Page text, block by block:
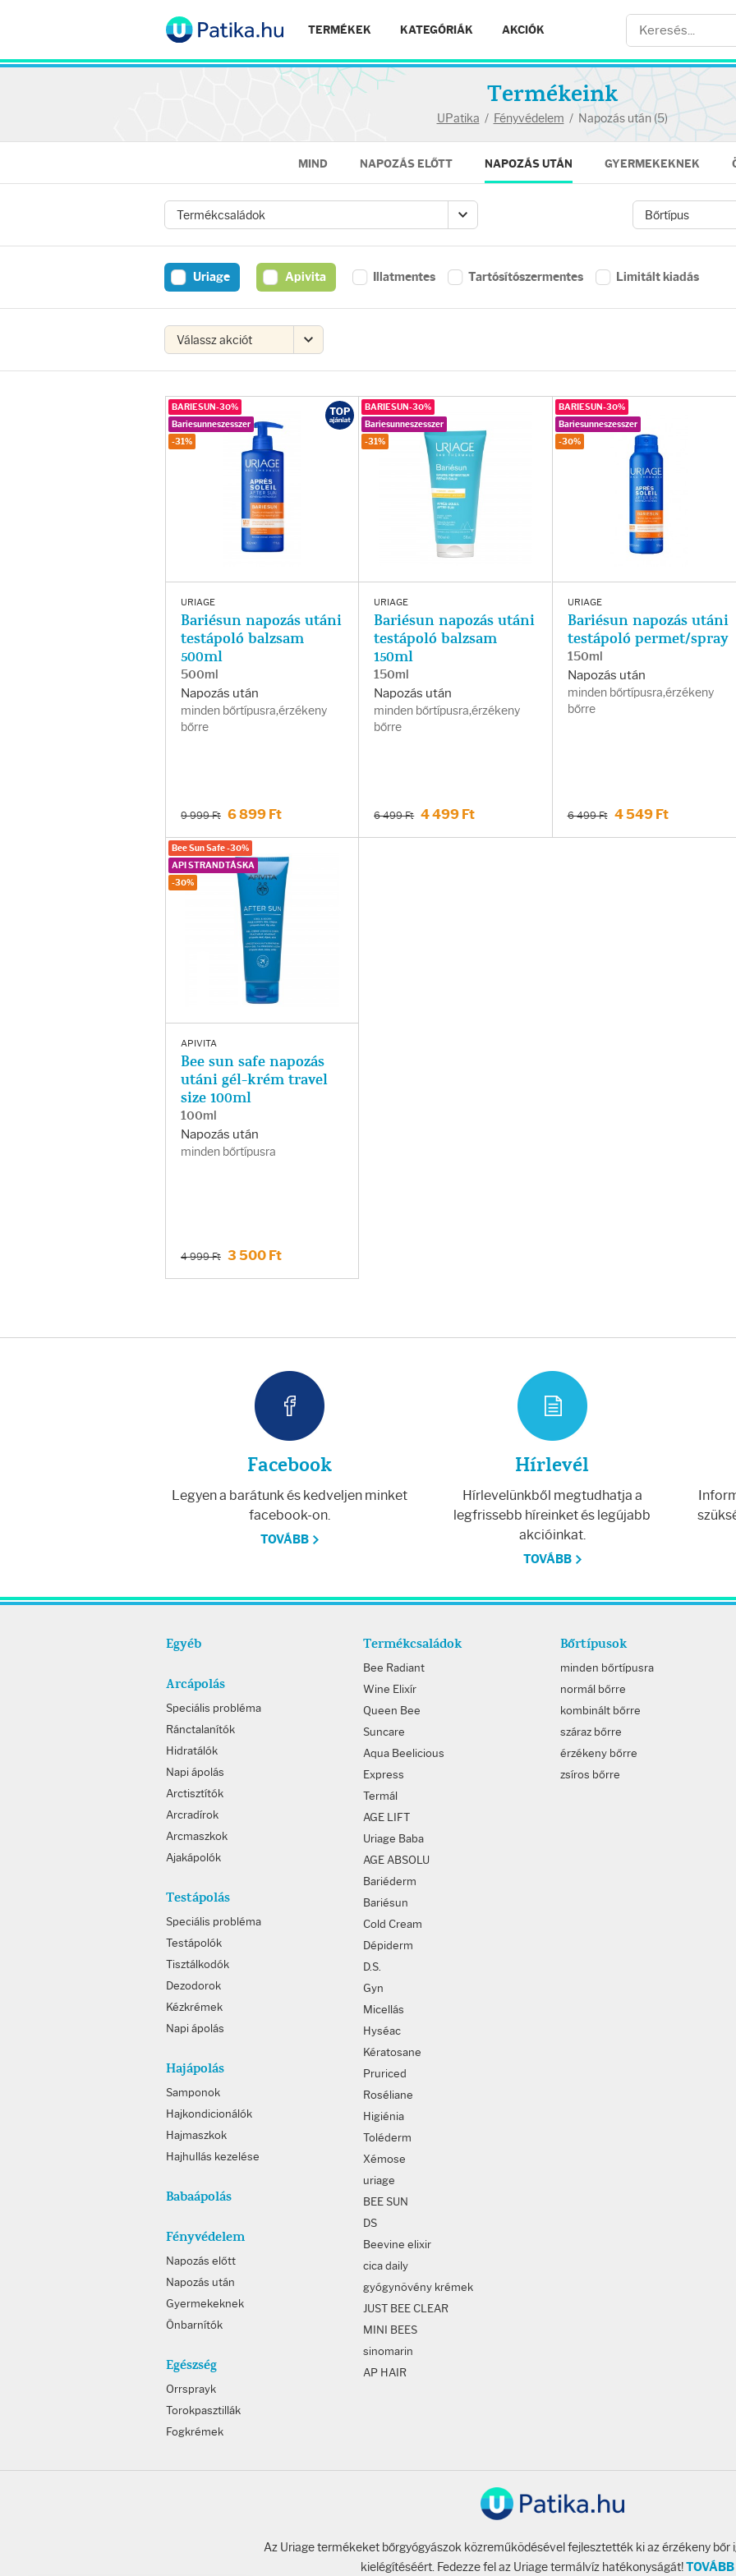
TERMÉKEK KATEGÓRIÁK AKCIÓK
Termékeink
UPatika / Fényvédelem / Napozás után (5)
MIND NAPOZÁS ELŐTT NAPOZÁS UTÁN GYERMEKEKNEK
Uriage Apivita Illatmentes Tartósítószermentes Limitált kiadás
URIAGE
Bariésun napozás utáni
testápoló balzsam
500ml
500ml
Napozás után
minden bőrtípusra,érzékeny
bőrre
9 999 Ft 6 899 Ft
BARIESUN-30%
Bariesunneszesszer
-31%
URIAGE
Bariésun napozás utáni
testápoló balzsam
150ml
150ml
Napozás után
minden bőrtípusra,érzékeny
bőrre
6 499 Ft 4 499 Ft
BARIESUN-30%
Bariesunneszesszer
-31%
URIAGE
Bariésun napozás utáni
testápoló permet/spray
150ml
Napozás után
minden bőrtípusra,érzékeny
bőrre
6 499 Ft 4 549 Ft
BARIESUN-30%
Bariesunneszesszer
-30%
APIVITA
Bee sun safe napozás
utáni gél-krém travel
size 100ml
100ml
Napozás után
minden bőrtípusra
4 999 Ft 3 500 Ft
Bee Sun Safe -30%
API STRANDTÁSKA
-30%
Facebook
Legyen a barátunk és kedveljen minket
facebook-on.
TOVÁBB
Hírlevél
Hírlevelünkből megtudhatja a
legfrissebb híreinket és legújabb
akcióinkat.
TOVÁBB
Egyéb
Arcápolás
Speciális probléma
Ránctalanítók
Hidratálók
Napi ápolás
Arctisztítók
Arcradírok
Arcmaszkok
Ajakápolók
Testápolás
Speciális probléma
Testápolók
Tisztálkodók
Dezodorok
Kézkrémek
Napi ápolás
Hajápolás
Samponok
Hajkondicionálók
Hajmaszkok
Hajhullás kezelése
Babaápolás
Fényvédelem
Napozás előtt
Napozás után
Gyermekeknek
Önbarnítók
Egészség
Orrsprayk
Torokpasztillák
Fogkrémek
Termékcsaládok
Bee Radiant
Wine Elixír
Queen Bee
Suncare
Aqua Beelicious
Express
Termál
AGE LIFT
Uriage Baba
AGE ABSOLU
Bariéderm
Bariésun
Cold Cream
Dépiderm
D.S.
Gyn
Micellás
Hyséac
Kératosane
Pruriced
Roséliane
Higiénia
Toléderm
Xémose
uriage
BEE SUN
DS
Beevine elixir
cica daily
gyógynövény krémek
JUST BEE CLEAR
MINI BEES
sinomarin
AP HAIR
Bőrtípusok
minden bőrtípusra
normál bőrre
kombinált bőrre
száraz bőrre
érzékeny bőrre
zsíros bőrre
Az Uriage termékeket bőrgyógyászok közreműködésével fejlesztették ki az érzékeny bőr
kielégítéséért. Fedezze fel az Uriage termálvíz hatékonyságát!TOVÁBB
Arcápolás
Arcradírok